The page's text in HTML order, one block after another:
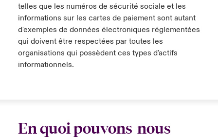
telles que les numéros de sécurité sociale et les
informations sur les cartes de paiement sont autant
d'exemples de données électroniques réglementées
qui doivent être respectées par toutes les
organisations qui possèdent ces types d'actifs
informationnels.
En quoi pouvons-nous